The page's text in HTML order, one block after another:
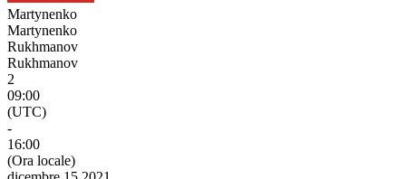
Martynenko
Martynenko
Rukhmanov
Rukhmanov
2
09:00
(UTC)
-
16:00
(Ora locale)